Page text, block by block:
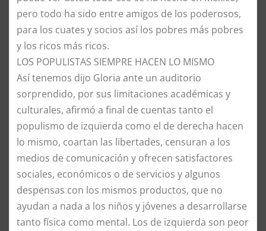
pero todo ha sido entre amigos de los poderosos,
para los cuates y socios así los pobres más pobres
y los ricos más ricos.
​LOS POPULISTAS SIEMPRE HACEN LO MISMO
​Así tenemos dijo Gloria ante un auditorio
sorprendido, por sus limitaciones académicas y
culturales, afirmó a final de cuentas tanto el
populismo de izquierda como el de derecha hacen
lo mismo, coartan las libertades, censuran a los
medios de comunicación y ofrecen satisfactores
sociales, económicos o de servicios y algunos
despensas con los mismos productos, que no
ayudan a nada a los niños y jóvenes a desarrollarse
tanto física como mental. Los de izquierda son peor